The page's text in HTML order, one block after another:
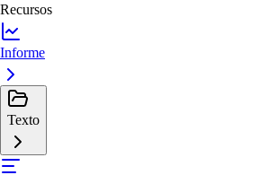
Recursos
Informe
Texto